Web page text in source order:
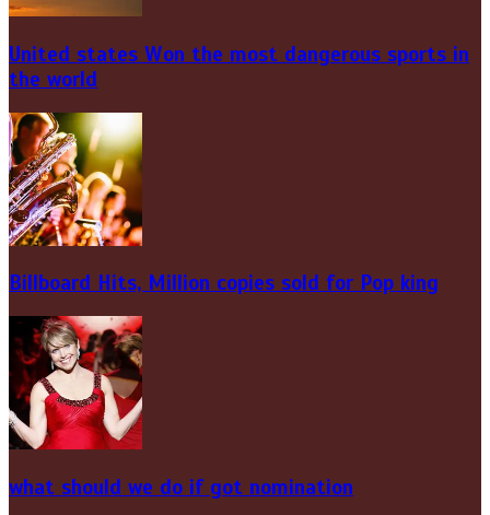
United states Won the most dangerous sports in
the world
Billboard Hits, Million copies sold for Pop king
what should we do if got nomination